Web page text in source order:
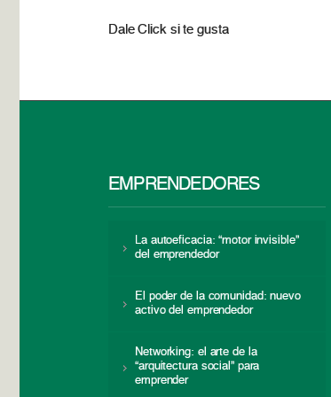
Dale Click si te gusta
EMPRENDEDORES
La autoeficacia: “motor invisible”
del emprendedor
El poder de la comunidad: nuevo
activo del emprendedor
Networking: el arte de la
“arquitectura social” para
emprender